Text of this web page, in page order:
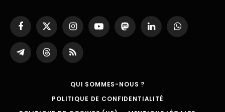
Facebook
X
(Twitter)
InstagramYouTubeMastodonLinkedInWhatsApp
Partager
sur
ThreadsRSS
QUI SOMMES-NOUS ?
POLITIQUE DE CONFIDENTIALITÉ